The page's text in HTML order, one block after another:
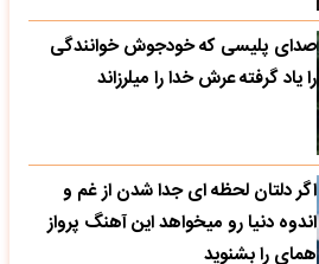
صدای پلیسی که خودجوش خوانندگی
را یاد گرفته عرش خدا را میلرزاند
اگر دلتان لحظه ای جدا شدن از غم و
اندوه دنیا رو میخواهد این آهنگ پرواز
همای را بشنوید